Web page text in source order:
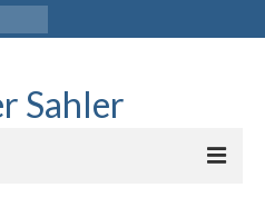
Sahler